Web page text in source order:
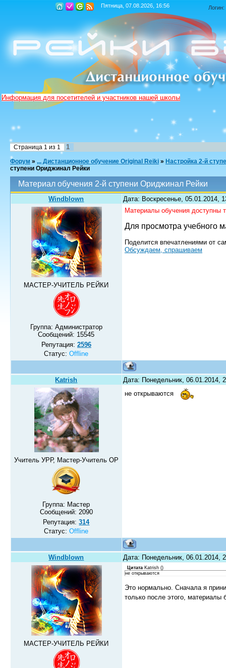
Пятница, 07.08.2026, 16:56 Логин:
Информация для посетителей и участников нашей школы
Страница 1 из 1 1
Форум » ,,, Дистанционное обучение Original Reiki » Настройка 2-й
ступени Ориджинал Рейки
Материал обучения 2-й ступени Ориджинал Рейки
Windblown Дата: Воскресенье, 05.01.2014,
МАСТЕР-УЧИТЕЛЬ РЕЙКИ
Группа: Администратор
Сообщений: 15545
Репутация: 2596
Статус:Offline
Материалы обучения доступны
Для просмотра учебного
Поделится впечатлениями от
Обсуждаем, спрашиваем
Katrish Дата: Понедельник, 06.01.2014,
Учитель УРР, Мастер-Учитель ОР
Группа: Мастер
Сообщений: 2090
Репутация:314
Статус:Offline
не открываются
Windblown Дата: Понедельник, 06.01.2014,
МАСТЕР-УЧИТЕЛЬ РЕЙКИ
Цитата Katrish ()
не открываются
Это нормально. Сначала я
только после этого, материалы